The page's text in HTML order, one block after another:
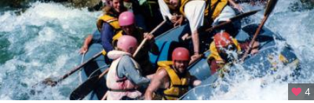
ギ
ズ
ボ
ー
ン
コ
4